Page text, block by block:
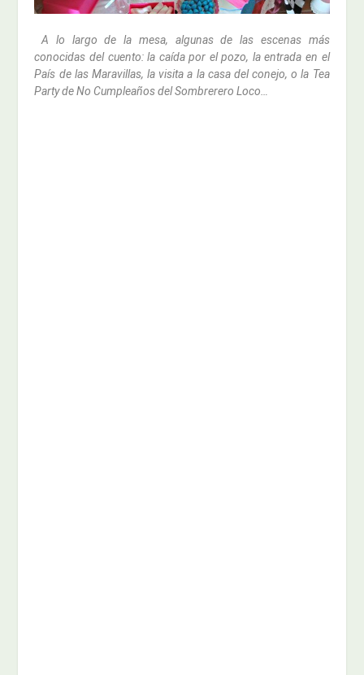
A lo largo de la mesa, algunas de las escenas más
conocidas del cuento: la caída por el pozo, la entrada en el
País de las Maravillas, la visita a la casa del conejo, o la Tea
Party de No Cumpleaños del Sombrerero Loco…